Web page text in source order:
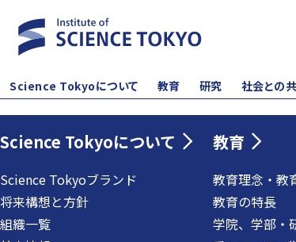
Science Tokyoについて 教育 研究 社会との
Science Tokyoについて
Science Tokyoブランド
将来構想と方針
組織一覧
教育
教育理念・教
教育の特長
学院、学部・